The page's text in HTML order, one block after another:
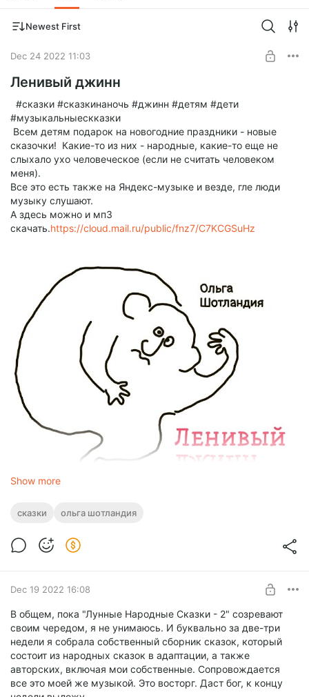
Newest First
Dec 24 2022 11:03
Ленивый джинн
#сказки #сказкинаночь #джинн #детям #дети
#музыкальныескказки
Всем детям подарок на новогодние праздники - новые
сказочки! Какие-то из них - народные, какие-то еще не
слыхало ухо человеческое (если не считать человеком
меня).
Все это есть также на Яндекс-музыке и везде, гле люди
музыку слушают.
А здесь можно и мп3
скачать.https://cloud.mail.ru/public/fnz7/C7KCGSuHz
Тюленья шкура. Исландская легенда
1.0x
0:00
Show more
сказки ольга шотландия
Dec 19 2022 16:08
В общем, пока "Лунные Народные Сказки - 2" созревают
своим чередом, я не унимаюсь. И буквально за две-три
недели я собрала собственный сборник сказок, который
состоит из народных сказок в адаптации, а также
авторских, включая мои собственные. Сопровождается
все это моей же музыкой. Это восторг. Даст бог, к концу